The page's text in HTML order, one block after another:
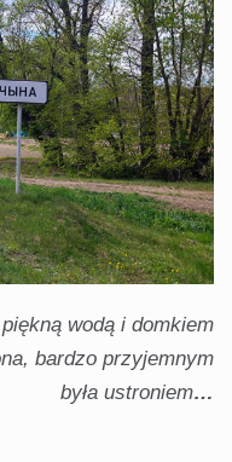
wodą i domkiem
bardzo przyjemnym
była ustroniem…